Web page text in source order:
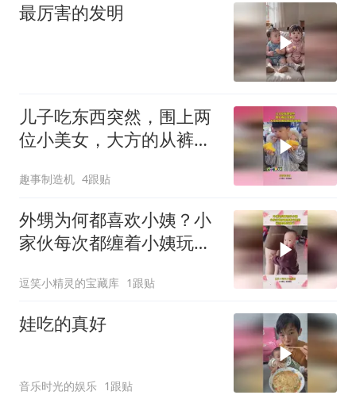
最厉害的发明
儿子吃东西突然，围上两
位小美女，大方的从裤兜
趣事制造机 4跟贴
外甥为何都喜欢小姨？小
家伙每次都缠着小姨玩，
逗笑小精灵的宝藏库 1跟贴
娃吃的真好
音乐时光的娱乐 1跟贴